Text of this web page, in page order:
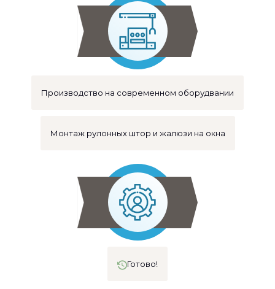
Производство на современном оборудвании
Монтаж рулонных штор и жалюзи на окна
Готово!